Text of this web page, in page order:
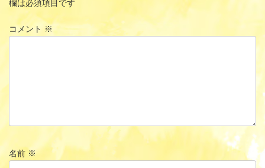
欄は必須項目です
コメント ※
名前 ※